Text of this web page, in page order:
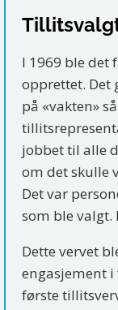
I 1969 ble det
opprettet. Det
på «vakten»
jobbet til alle
om det skulle
Det var
som ble valgt.
Dette vervet
engasjement i
første